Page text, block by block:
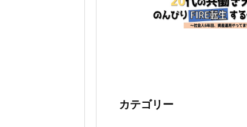
カテゴリー